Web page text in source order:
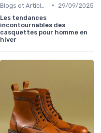
•
29/09/2025
Les tendances
incontournables des
casquettes pour homme en
hiver